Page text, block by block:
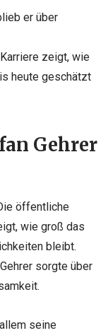
er über
zeigt, wie
heute geschätzt
Gehrer
öffentliche
wie groß das
bleibt.
sorgte über
seine